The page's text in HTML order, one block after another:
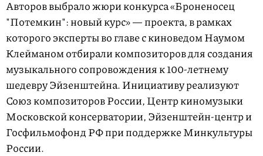
Авторов выбрало жюри конкурса «Броненосец
"Потемкин": новый курс» — проекта, в рамках
которого эксперты во главе с киноведом Наумом
Клейманом отбирали композиторов для создания
музыкального сопровождения к 100-летнему
шедевру Эйзенштейна. Инициативу реализуют
Союз композиторов России, Центр киномузыки
Московской консерватории, Эйзенштейн-центр и
Госфильмофонд РФ при поддержке Минкультуры
России.